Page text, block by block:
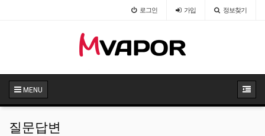
로그인 가입 정보찾기
MENU
질문답변